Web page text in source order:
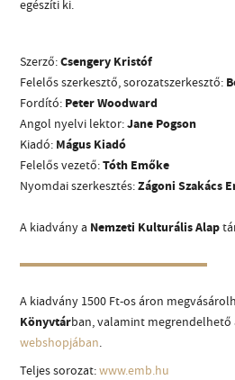
MŰVÉSZADATBÁZIS
ZENEMŰ-ADATBÁZIS
ZENEI KÖNYVTÁR, ONLINE
egészíti ki.
Szerző:Csengery Kristóf
Felelős szerkesztő, sorozatszerkesztő:
Fordító: Peter Woodward
Angol nyelvi lektor:Jane Pogson
Kiadó: Mágus Kiadó
Felelős vezető:Tóth Emőke
Nyomdai szerkesztés:Zágoni Szakács
A kiadvány a Nemzeti Kulturális Alap
A kiadvány 1500 Ft-os áron
Könyvtárban, valamint megrendelhető
webshopjában
Teljes sorozat:www.emb.hu